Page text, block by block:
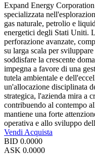
Expand Energy
specializzata
gas naturale, petrolio e
energetici degli Stati Uniti.
perforazione avanzate,
su larga scala per
soddisfare la crescente
impegna a favore di una
tutela ambientale e
un'allocazione disciplinata
strategica, l'azienda mira a
contribuendo al contempo
mantiene una forte
operativa e allo sviluppo
Vendi Acquista
BID 0.0000
ASK 0.0000